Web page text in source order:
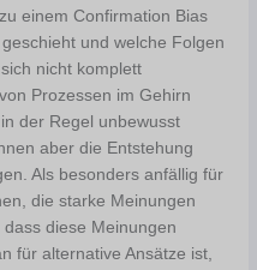
einem Confirmation Bias
und welche Folgen
nicht komplett
Prozessen im Gehirn
der Regel unbewusst
aber die Entstehung
Als besonders anfällig für
die starke Meinungen
diese Meinungen
für alternative Ansätze ist,